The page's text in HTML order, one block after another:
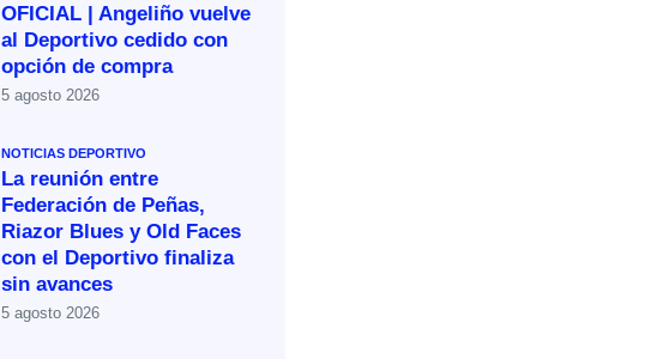
OFICIAL | Angeliño vuelve
al Deportivo cedido con
opción de compra
5 agosto 2026
NOTICIAS DEPORTIVO
La reunión entre
Federación de Peñas,
Riazor Blues y Old Faces
con el Deportivo finaliza
sin avances
5 agosto 2026